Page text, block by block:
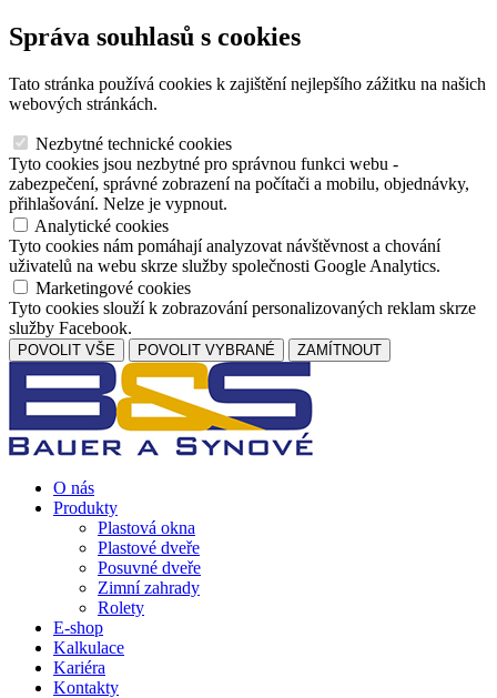
Správa souhlasů s cookies
Tato stránka používá cookies k zajištění nejlepšího zážitku na našich
webových stránkách.
Nezbytné technické cookies
Tyto cookies jsou nezbytné pro správnou funkci webu -
zabezpečení, správné zobrazení na počítači a mobilu, objednávky,
přihlašování. Nelze je vypnout.
Analytické cookies
Tyto cookies nám pomáhají analyzovat návštěvnost a chování
uživatelů na webu skrze služby společnosti Google Analytics.
Marketingové cookies
Tyto cookies slouží k zobrazování personalizovaných reklam skrze
služby Facebook.
POVOLIT VŠE POVOLIT VYBRANÉ ZAMÍTNOUT
O nás
Produkty
Plastová okna
Plastové dveře
Posuvné dveře
Zimní zahrady
Rolety
E-shop
Kalkulace
Kariéra
Kontakty